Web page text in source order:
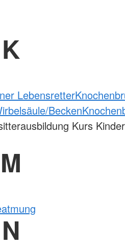
K
Lebensretter
Becken
Kurs
M
N